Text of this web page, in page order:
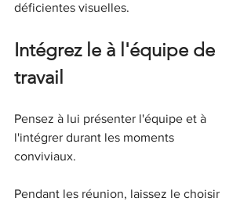
déficientes visuelles.
Intégrez le à l'équipe de
travail
Pensez à lui présenter l'équipe et à
l'intégrer durant les moments
conviviaux.
Pendant les réunion, laissez le choisir